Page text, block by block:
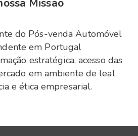
Missão
do Pós-venda Automóvel
em Portugal
estratégica, acesso das
em ambiente de leal
e ética empresarial.